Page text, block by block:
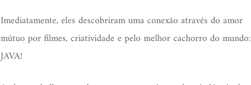
Imediatamente, eles descobriram uma conexão através do amor
mútuo por filmes, criatividade e pelo melhor cachorro do mundo:
JAVA!